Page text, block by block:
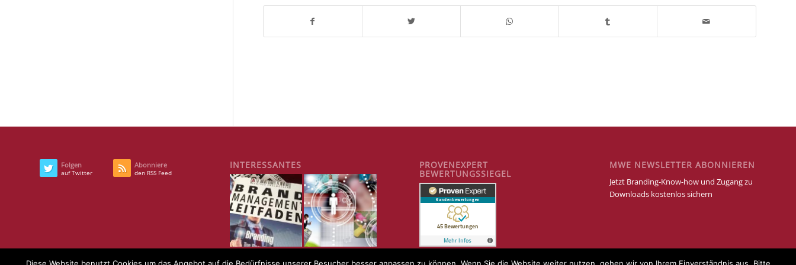
Folgen
auf Twitter
Abonniere
den RSS Feed
INTERESSANTES PROVENEXPERT
BEWERTUNGSSIEGEL
MWE NEWSLETTER ABONNIEREN
Jetzt Branding-Know-how und Zugang zu
Downloads kostenlos sichern